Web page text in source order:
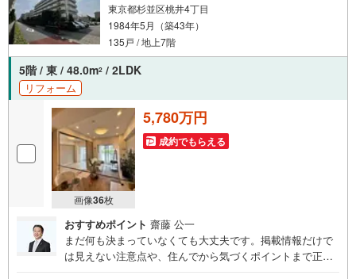
東京都杉並区桃井4丁目
1984年5月（築43年）
135戸 / 地上7階
5階 / 東 / 48.0m2 / 2LDK
リフォーム
画像36枚
5,780万円
成約でもらえる
おすすめポイント 齋藤 公一
まだ何も決まっていなくても大丈夫です。掲載情報だけで
は見えない注意点や、住んでから気づくポイントまで正直